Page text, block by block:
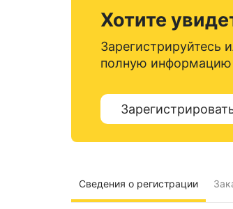
Хотите
Зарегистрируйтесь
полную информацию
Сведения о регистрации